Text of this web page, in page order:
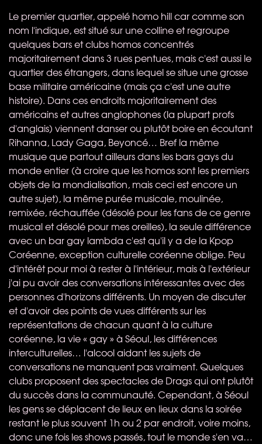
Le premier quartier, appelé homo hill car comme son
nom l'indique, est situé sur une colline et regroupe
quelques bars et clubs homos concentrés
majoritairement dans 3 rues pentues, mais c'est aussi le
quartier des étrangers, dans lequel se situe une grosse
base militaire américaine (mais ça c'est une autre
histoire). Dans ces endroits majoritairement des
américains et autres anglophones (la plupart profs
d'anglais) viennent danser ou plutôt boire en écoutant
Rihanna, Lady Gaga, Beyoncé… Bref la même
musique que partout ailleurs dans les bars gays du
monde entier (à croire que les homos sont les premiers
objets de la mondialisation, mais ceci est encore un
autre sujet), la même purée musicale, moulinée,
remixée, réchauffée (désolé pour les fans de ce genre
musical et désolé pour mes oreilles), la seule différence
avec un bar gay lambda c'est qu'il y a de la Kpop
Coréenne, exception culturelle coréenne oblige. Peu
d'intérêt pour moi à rester à l'intérieur, mais à l'extérieur
j'ai pu avoir des conversations intéressantes avec des
personnes d'horizons différents. Un moyen de discuter
et d'avoir des points de vues différents sur les
représentations de chacun quant à la culture
coréenne, la vie « gay » à Séoul, les différences
interculturelles… l'alcool aidant les sujets de
conversations ne manquent pas vraiment. Quelques
clubs proposent des spectacles de Drags qui ont plutôt
du succès dans la communauté. Cependant, à Séoul
les gens se déplacent de lieux en lieux dans la soirée
restant le plus souvent 1h ou 2 par endroit, voire moins,
donc une fois les shows passés, tout le monde s'en va…